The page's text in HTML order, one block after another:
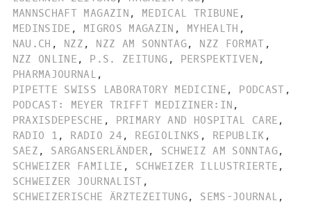
MANNSCHAFT MAGAZIN , MEDICAL TRIBUNE ,
MEDINSIDE , MIGROS MAGAZIN , MYHEALTH ,
NAU.CH , NZZ , NZZ AM SONNTAG, NZZ FORMAT ,
NZZ ONLINE , P.S. ZEITUNG , PERSPEKTIVEN ,
PHARMAJOURNAL ,
PIPETTE SWISS LABORATORY MEDICINE , PODCAST ,
PODCAST: MEYER TRIFFT MEDIZINER:IN ,
PRAXISDEPESCHE , PRIMARY AND HOSPITAL CARE ,
RADIO 1 , RADIO 24, REGIOLINKS , REPUBLIK ,
SAEZ , SARGANSERLÄNDER, SCHWEIZ AM SONNTAG,
SCHWEIZER FAMILIE , SCHWEIZER ILLUSTRIERTE ,
SCHWEIZER JOURNALIST ,
SCHWEIZERISCHE ÄRZTEZEITUNG, SEMS-JOURNAL ,